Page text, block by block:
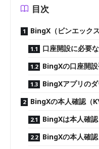
目次
BingX（ビンエック
口座開設に必要
BingXの口座開
BingXアプリの
BingXの本人確認（
BingXは本人確
BingXの本人確